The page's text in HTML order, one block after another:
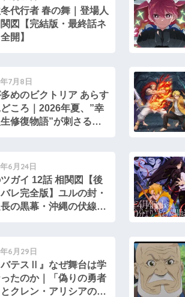
代行者 春の舞｜登場人
図【完結版・最終話ネ
開】
7月8日
めのビクトリア あらす
ころ｜2026年夏、”幸
修復物語”が刺さる理
6月24日
ガイ 12話 相関図【後
レ完全版】ユルの封・
の黒幕・沖縄の伏線ま
6月29日
バテスⅡ』なぜ舞台は学
たのか｜「偽りの勇者
クレン・アリシアの2